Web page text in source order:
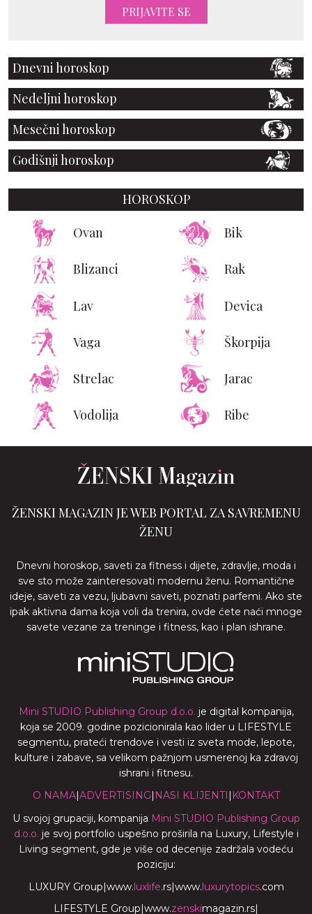
PRIJAVITE SE
Dnevni horoskop
Nedeljni horoskop
Mesečni horoskop
Godišnji horoskop
HOROSKOP
Ovan Bik
Blizanci Rak
Lav Devica
Vaga Škorpija
Strelac Jarac
Vodolija Ribe
ŽENSKI MAGAZIN JE WEB PORTAL ZA SAVREMENU
ŽENU
Dnevni horoskop, saveti za fitness i dijete, zdravlje, moda i
sve sto može zainteresovati modernu ženu. Romantične
ideje, saveti za vezu, ljubavni saveti, poznati parfemi. Ako ste
ipak aktivna dama koja voli da trenira, ovde ćete naći mnoge
savete vezane za treninge i fitness, kao i plan ishrane.
Mini STUDIO Publishing Group d.o.o. je digital kompanija,
koja se 2009. godine pozicionirala kao lider u LIFESTYLE
segmentu, prateći trendove i vesti iz sveta mode, lepote,
kulture i zabave, sa velikom pažnjom usmerenoj ka zdravoj
ishrani i fitnesu.
O NAMA|ADVERTISING| NASI KLIJENTI | KONTAKT
U svojoj grupaciji, kompanija Mini STUDIO Publishing Group
d.o.o. je svoj portfolio uspešno proširila na Luxury, Lifestyle i
Living segment, gde je više od decenije zadržala vodeću
poziciju:
LUXURY Group|www.luxlife.rs|www.luxurytopics.com
LIFESTYLE Group|www.zenskimagazin.rs|